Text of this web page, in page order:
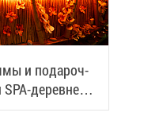
и по­да­роч­
де­ревне